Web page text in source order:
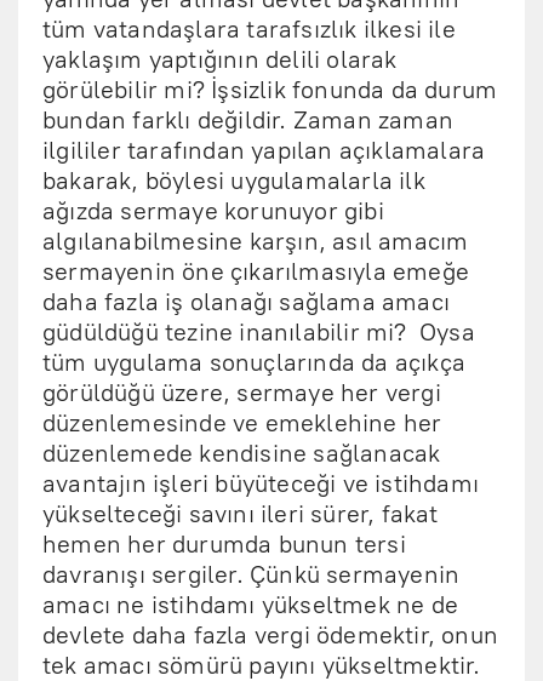
tüm vatandaşlara tarafsızlık ilkesi ile
yaklaşım yaptığının delili olarak
görülebilir mi? İşsizlik fonunda da durum
bundan farklı değildir. Zaman zaman
ilgililer tarafından yapılan açıklamalara
bakarak, böylesi uygulamalarla ilk
ağızda sermaye korunuyor gibi
algılanabilmesine karşın, asıl amacım
sermayenin öne çıkarılmasıyla emeğe
daha fazla iş olanağı sağlama amacı
güdüldüğü tezine inanılabilir mi? Oysa
tüm uygulama sonuçlarında da açıkça
görüldüğü üzere, sermaye her vergi
düzenlemesinde ve emeklehine her
düzenlemede kendisine sağlanacak
avantajın işleri büyüteceği ve istihdamı
yükselteceği savını ileri sürer, fakat
hemen her durumda bunun tersi
davranışı sergiler. Çünkü sermayenin
amacı ne istihdamı yükseltmek ne de
devlete daha fazla vergi ödemektir, onun
tek amacı sömürü payını yükseltmektir.